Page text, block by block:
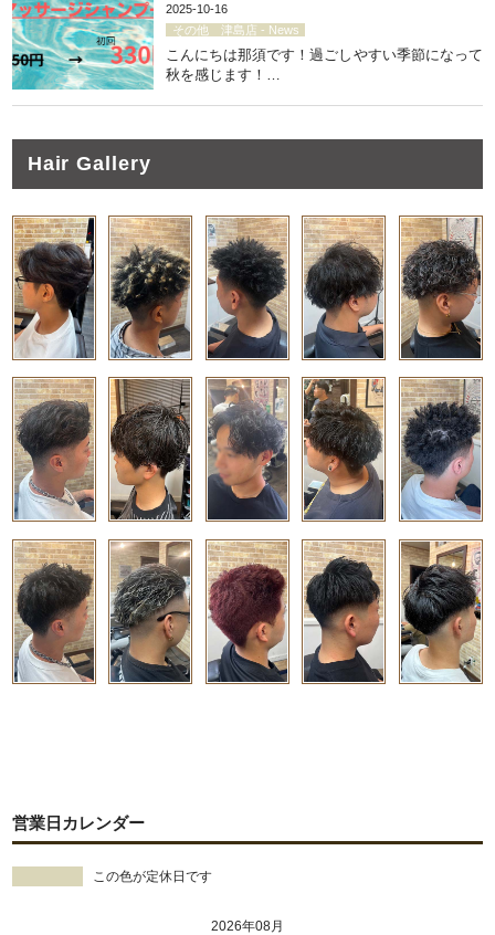
2025-10-16
その他
津島店 - News
こんにちは那須です！過ごしやすい季節になって
秋を感じます！…
Hair Gallery
営業日カレンダー
この色が定休日です
2026年08月